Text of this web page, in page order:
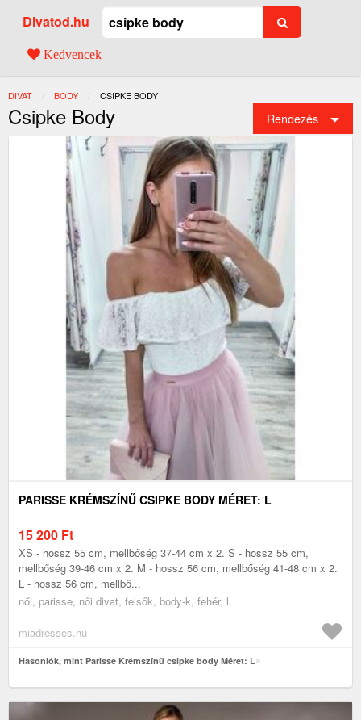
Divatod.hu
Kedvencek
DIVAT BODY JELENLEGI:
CSIPKE BODY
Csipke Body Rendezés
PARISSE KRÉMSZÍNŰ CSIPKE BODY MÉRET: L
15 200 Ft
XS - hossz 55 cm, mellbőség 37-44 cm x 2. S - hossz 55 cm,
mellbőség 39-46 cm x 2. M - hossz 56 cm, mellbőség 41-48 cm x 2.
L - hossz 56 cm, mellbő...
női, parisse, női divat, felsők, body-k, fehér, l
miadresses.hu
Hasonlók, mint Parisse Krémszínű csipke body Méret: L